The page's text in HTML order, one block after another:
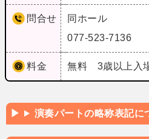
問合せ
同ホール
077-523-7136
料金 無料 3歳以上入
演奏パートの略称表記に